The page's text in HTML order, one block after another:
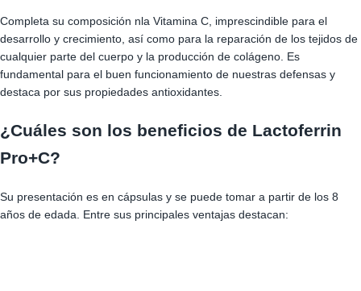
Completa su composición nla Vitamina C, imprescindible para el
desarrollo y crecimiento, así como para la reparación de los tejidos de
cualquier parte del cuerpo y la producción de colágeno. Es
fundamental para el buen funcionamiento de nuestras defensas y
destaca por sus propiedades antioxidantes.
¿Cuáles son los beneficios de Lactoferrin
Pro+C?
Su presentación es en cápsulas y se puede tomar a partir de los 8
años de edada. Entre sus principales ventajas destacan: